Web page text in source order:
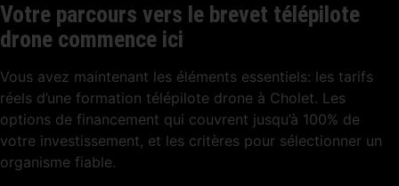
Votre parcours vers le brevet télépilote
drone commence ici
Vous avez maintenant les éléments essentiels: les tarifs
réels d’une formation télépilote drone à Cholet. Les
options de financement qui couvrent jusqu’à 100% de
votre investissement, et les critères pour sélectionner un
organisme fiable.